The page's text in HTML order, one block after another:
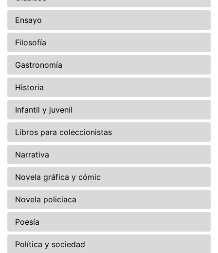
Ensayo
Filosofía
Gastronomía
Historia
Infantil y juvenil
Libros para coleccionistas
Narrativa
Novela gráfica y cómic
Novela policiaca
Poesía
Política y sociedad